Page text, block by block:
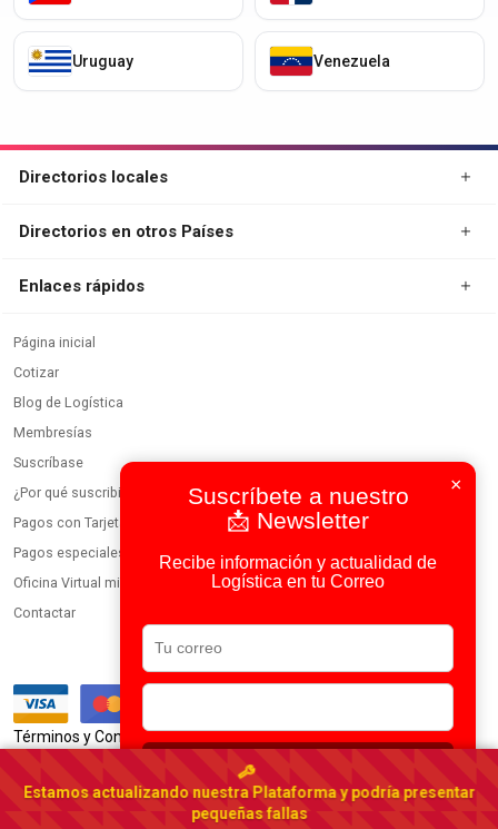
Uruguay Venezuela
×
Suscríbete a nuestro
📩 Newsletter
Recibe información y actualidad de
Logística en tu Correo
Suscribirse
Directorios locales
Directorios en otros Países
Enlaces rápidos
Página inicial
Cotizar
Blog de Logística
Membresías
Suscríbase
¿Por qué suscribirse?
Pagos con Tarjeta
Pagos especiales
Oficina Virtual miembros
Contactar
Términos y Condiciones|Política de Privacidad
Usamos IA en todos nuestros procesos
Portal Logístico Latinoamericano
Estamos actualizando nuestra Plataforma y podría presentar
pequeñas fallas